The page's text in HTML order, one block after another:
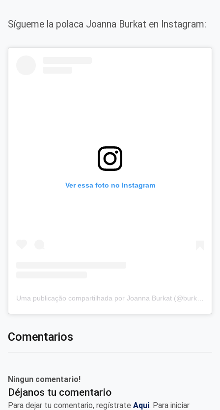
Sígueme la polaca Joanna Burkat en Instagram:
Ver essa foto no Instagram
Comentarios
Ningun comentario!
Déjanos tu comentario
Para dejar tu comentario, regístrate Aqui. Para iniciar